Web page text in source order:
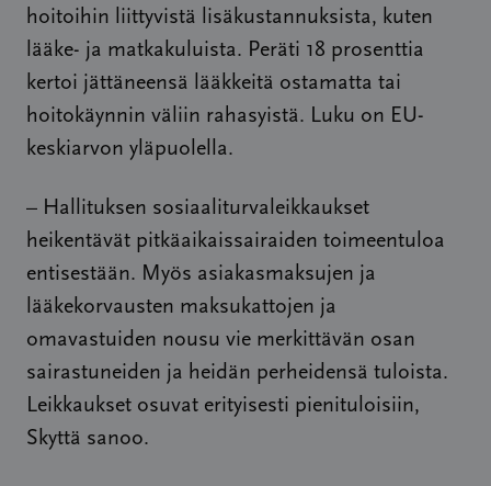
hoitoihin liittyvistä lisäkustannuksista, kuten
lääke- ja matkakuluista. Peräti 18 prosenttia
kertoi jättäneensä lääkkeitä ostamatta tai
hoitokäynnin väliin rahasyistä. Luku on EU-
keskiarvon yläpuolella.
– Hallituksen sosiaaliturvaleikkaukset
heikentävät pitkäaikaissairaiden toimeentuloa
entisestään. Myös asiakasmaksujen ja
lääkekorvausten maksukattojen ja
omavastuiden nousu vie merkittävän osan
sairastuneiden ja heidän perheidensä tuloista.
Leikkaukset osuvat erityisesti pienituloisiin,
Skyttä sanoo.